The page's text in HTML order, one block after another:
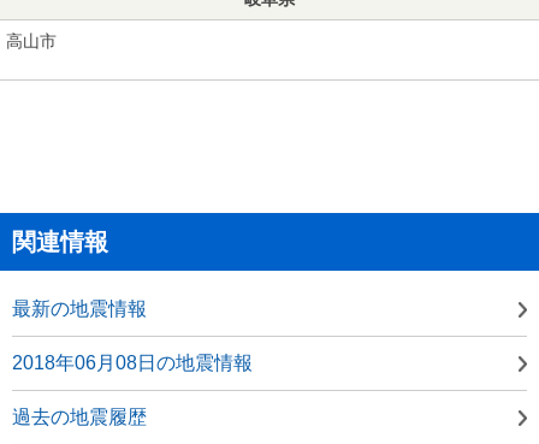
高山市
関連情報
最新の地震情報
2018年06月08日の地震情報
過去の地震履歴